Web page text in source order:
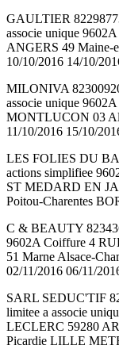
GAULTIER
associe unique
ANGERS 49 Maine-
10/10/2016 14/10/
MILONIVA
associe unique
MONTLUCON 03
11/10/2016 15/10/
LES FOLIES DU
actions simplifiee
ST MEDARD EN
Poitou-Charentes
C & BEAUTY
9602A Coiffure 4
51 Marne Alsace-
02/11/2016 06/11/
SARL SEDUC'TIF
limitee a associe
LECLERC 59280
Picardie LILLE